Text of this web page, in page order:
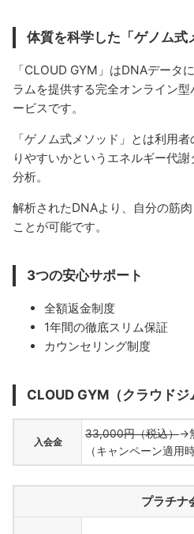
体質を科学した「ゲノム式
「CLOUD GYM」はDNAデータ
ラムを提供する完全オンライン
ービスです。
「ゲノム式メソッド」とは利用
りやすいかというエネルギー代
分析。
解析されたDNAより、自分の筋
ことが可能です。
3つの安心サポート
全額返金制度
1年間の徹底スリム保証
カウンセリング制度
CLOUD GYM（クラウド
入会金
33,000円（税込）→
（キャンペーン適用時
プラチナ